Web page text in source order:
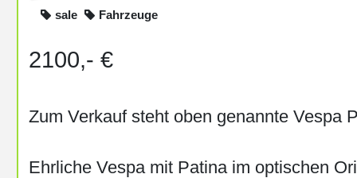
sale Fahrzeuge
2100,- €
Zum Verkauf steht oben genannte Vespa
Ehrliche Vespa mit Patina im optischen